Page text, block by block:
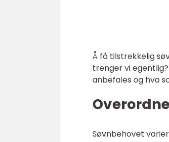
Å få tilstrekkelig
trenger vi
anbefales og hva
Søvnbehovet